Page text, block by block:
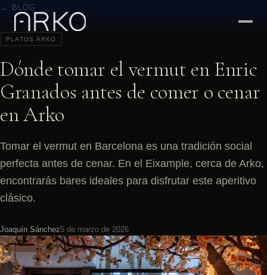
← BLOG
PLATOS ARKO
Dónde tomar el vermut en Enric
Granados antes de comer o cenar
en Arko
Tomar el vermut en Barcelona es una tradición social
perfecta antes de cenar. En el Eixample, cerca de Arko,
encontrarás bares ideales para disfrutar este aperitivo
clásico.
Joaquín Sánchez5 de marzo de 2026